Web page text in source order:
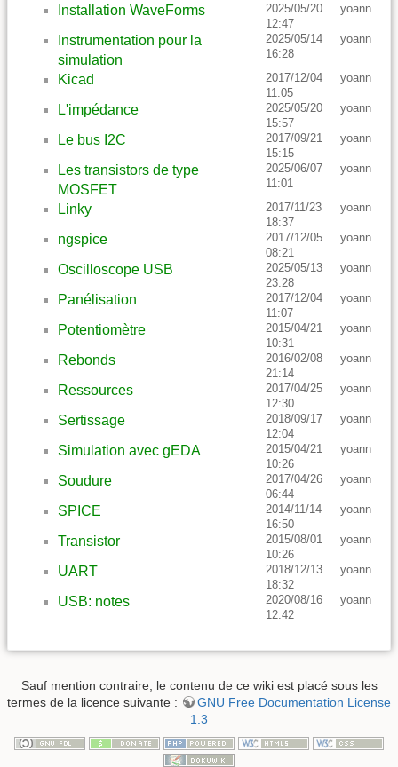
Installation WaveForms
2025/05/20
12:47
yoann
Instrumentation pour la
simulation
2025/05/14
16:28
yoann
Kicad
2017/12/04
11:05
yoann
L'impédance
2025/05/20
15:57
yoann
Le bus I2C
2017/09/21
15:15
yoann
Les transistors de type
MOSFET
2025/06/07
11:01
yoann
Linky
2017/11/23
18:37
yoann
ngspice
2017/12/05
08:21
yoann
Oscilloscope USB
2025/05/13
23:28
yoann
Panélisation
2017/12/04
11:07
yoann
Potentiomètre
2015/04/21
10:31
yoann
Rebonds
2016/02/08
21:14
yoann
Ressources
2017/04/25
12:30
yoann
Sertissage
2018/09/17
12:04
yoann
Simulation avec gEDA
2015/04/21
10:26
yoann
Soudure
2017/04/26
06:44
yoann
SPICE
2014/11/14
16:50
yoann
Transistor
2015/08/01
10:26
yoann
UART
2018/12/13
18:32
yoann
USB: notes
2020/08/16
12:42
yoann
Sauf mention contraire, le contenu de ce wiki est placé sous les
termes de la licence suivante :
GNU Free Documentation License
1.3